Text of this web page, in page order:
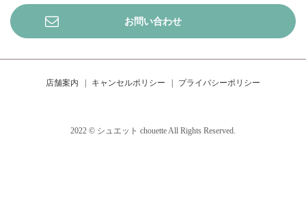
お問い合わせ
店舗案内 キャンセルポリシー プライバシーポリシー
2022 © シュエット chouette All Rights Reserved.